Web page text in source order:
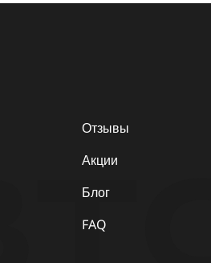
Отзывы
Акции
Блог
FAQ